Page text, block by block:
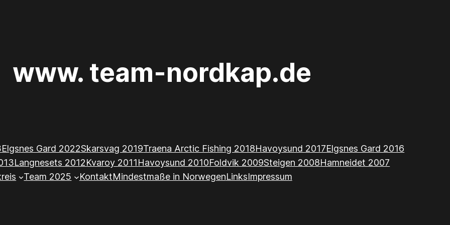
www. team-nordkap.de
Elgsnes Gard 2022Skarsvag 2019Traena Arctic Fishing 2018Havoysund 2017Elgsnes Gard 2016
Langnesets 2012Kvaroy 2011Havoysund 2010Foldvik 2009Steigen 2008Hamneidet 2007
Team 2025 KontaktMindestmaße in NorwegenLinksImpressum